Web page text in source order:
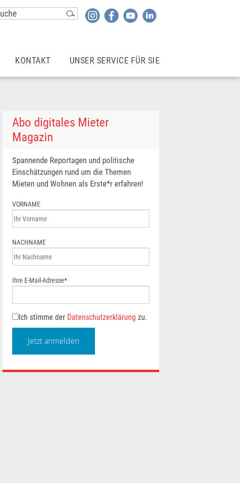
– so wohne ich
KONTAKT
Rechtsberater*in finden
UNSER SERVICE FÜR SIE
Newsletter
Betriebskostencheck
Jetzt Miete Sparen
Abo digitales Mieter
Magazin
Spannende Reportagen und politische
Einschätzungen rund um die Themen
Mieten und Wohnen als Erste*r erfahren!
VORNAME
NACHNAME
Ihre E-Mail-Adresse*
Ich stimme der Datenschutzerklärung zu.